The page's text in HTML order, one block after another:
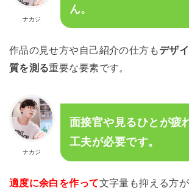
ナカジ
ん。
作品の見せ方や自己紹介の仕方もデザ
質を測る重要な要素です。
ナカジ
面接官や見るひとが疲
工夫が必要です。
適度に余白を作って文字量も抑える方